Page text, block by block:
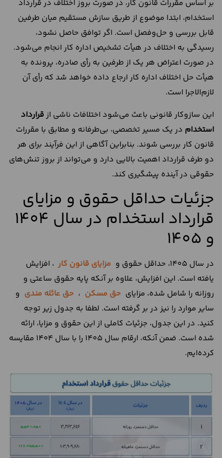
بر اساس مقررات قانون کار، در صورت بروز اختلاف در قرارداد
استخدام، ابتدا موضوع از طریق سازش مستقیم میان طرفین
قابل بررسی و حل‌وفصل است. اگر توافق حاصل نشود،
رسیدگی به اختلاف در هیأت تشخیص اداره کار انجام می‌شود.
در صورت اعتراض هر یک از طرفین به رأی صادره، پرونده به
هیأت حل اختلاف اداره کار ارجاع داده خواهد شد که رأی آن
لازم‌الاجرا است.
این سازوکار قانونی باعث می‌شود اختلافات ناشی از قرارداد
استخدام در یک مسیر تخصصی، بی‌طرفانه و مطابق با مقررات
قانون کار بررسی شوند. بنابراین آگاهی از این فرآیند برای هر
دو طرف قرارداد اهمیت بالایی دارد و می‌تواند از بروز تنش‌های
حقوقی در آینده پیشگیری کند.
جزئیات حداقل حقوق و مزایای
قرارداد استخدام در سال 1404
و 1405
در سال 1405، حداقل حقوق و مزایای قانون کار ، افزایش
یافته است. این افزایش، علاوه بر آنکه پایه حقوق ساعتی و
روزانه را شامل شده، مزایای حق مسکن ، حق عائله مندی و
سایر موارد را نیز در بر گرفته است. لطفا به جدول زیر توجه
کنید. در این جدول، جزئیات کاملی از این حقوق و مزایا، ارائه
شده است. ضمن آنکه، ارقام سال 1405 را با سال 1404 مقایسه
کرده‌ایم.